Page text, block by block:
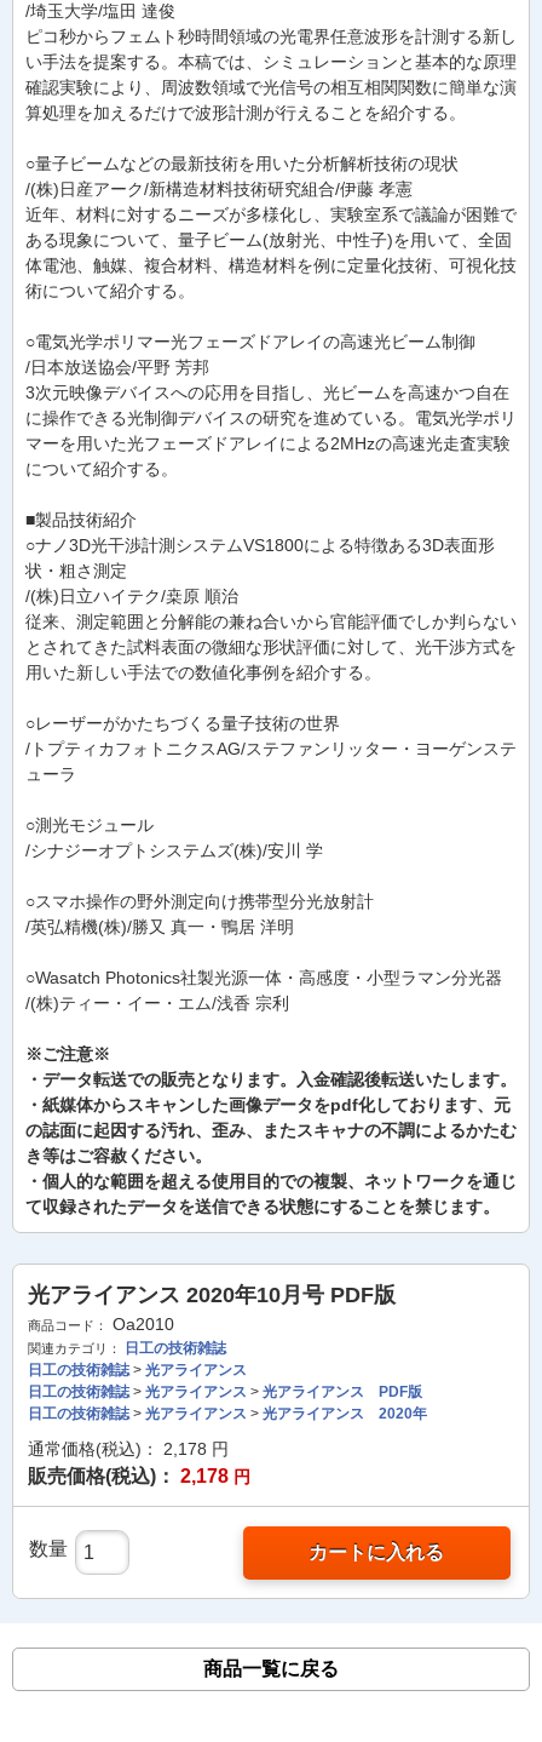
/埼玉大学/塩田 達俊
ピコ秒からフェムト秒時間領域の光電界任意波形を計測する新し
い手法を提案する。本稿では、シミュレーションと基本的な原理
確認実験により、周波数領域で光信号の相互相関関数に簡単な演
算処理を加えるだけで波形計測が行えることを紹介する。
○量子ビームなどの最新技術を用いた分析解析技術の現状
/(株)日産アーク/新構造材料技術研究組合/伊藤 孝憲
近年、材料に対するニーズが多様化し、実験室系で議論が困難で
ある現象について、量子ビーム(放射光、中性子)を用いて、全固
体電池、触媒、複合材料、構造材料を例に定量化技術、可視化技
術について紹介する。
○電気光学ポリマー光フェーズドアレイの高速光ビーム制御
/日本放送協会/平野 芳邦
3次元映像デバイスへの応用を目指し、光ビームを高速かつ自在
に操作できる光制御デバイスの研究を進めている。電気光学ポリ
マーを用いた光フェーズドアレイによる2MHzの高速光走査実験
について紹介する。
■製品技術紹介
○ナノ3D光干渉計測システムVS1800による特徴ある3D表面形
状・粗さ測定
/(株)日立ハイテク/桒原 順治
従来、測定範囲と分解能の兼ね合いから官能評価でしか判らない
とされてきた試料表面の微細な形状評価に対して、光干渉方式を
用いた新しい手法での数値化事例を紹介する。
○レーザーがかたちづくる量子技術の世界
/トプティカフォトニクスAG/ステファンリッター・ヨーゲンステ
ューラ
○測光モジュール
/シナジーオプトシステムズ(株)/安川 学
○スマホ操作の野外測定向け携帯型分光放射計
/英弘精機(株)/勝又 真一・鴨居 洋明
○Wasatch Photonics社製光源一体・高感度・小型ラマン分光器
/(株)ティー・イー・エム/浅香 宗利
※ご注意※
・データ転送での販売となります。入金確認後転送いたします。
・紙媒体からスキャンした画像データをpdf化しております、元
の誌面に起因する汚れ、歪み、またスキャナの不調によるかたむ
き等はご容赦ください。
・個人的な範囲を超える使用目的での複製、ネットワークを通じ
て収録されたデータを送信できる状態にすることを禁じます。
光アライアンス 2020年10月号 PDF版
商品コード： Oa2010
関連カテゴリ：
日工の技術雑誌
日工の技術雑誌> 光アライアンス
日工の技術雑誌> 光アライアンス > 光アライアンス PDF版
日工の技術雑誌> 光アライアンス > 光アライアンス 2020年
通常価格(税込)： 2,178 円
販売価格(税込)： 2,178 円
数量 カートに入れる
商品一覧に戻る